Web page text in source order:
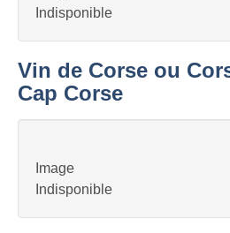
Indisponible
Vin de Corse ou
Cap Corse
Image
Indisponible